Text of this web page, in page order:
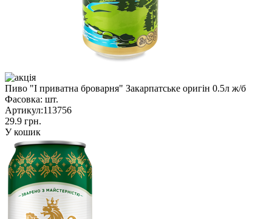
Пиво "I приватна броварня" Закарпатське оригін 0.5л ж/б
Фасовка: шт.
Артикул:113756
29.9 грн.
У кошик